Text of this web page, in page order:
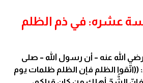
عشره: في ذم الظلم
رضي الله عنه – أن رسول الله – صلى
((اتّقوا الظلم فإن الظلم ظلمات يوم